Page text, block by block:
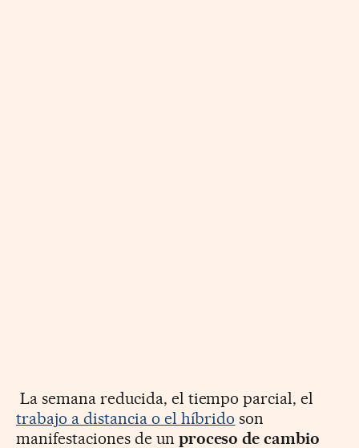
La semana reducida, el tiempo parcial, el
trabajo a distancia o el híbrido son
manifestaciones de un proceso de cambio